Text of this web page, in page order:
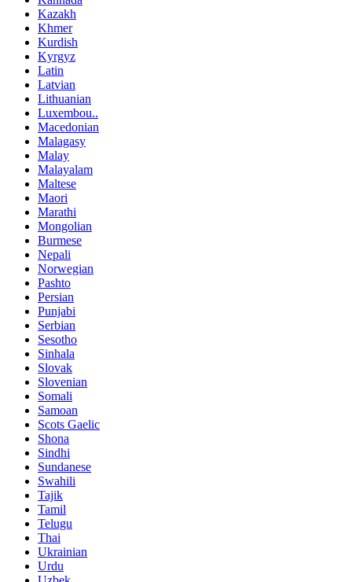
Kazakh
Khmer
Kurdish
Kyrgyz
Latin
Latvian
Lithuanian
Luxembou..
Macedonian
Malagasy
Malay
Malayalam
Maltese
Maori
Marathi
Mongolian
Burmese
Nepali
Norwegian
Pashto
Persian
Punjabi
Serbian
Sesotho
Sinhala
Slovak
Slovenian
Somali
Samoan
Scots Gaelic
Shona
Sindhi
Sundanese
Swahili
Tajik
Tamil
Telugu
Thai
Ukrainian
Urdu